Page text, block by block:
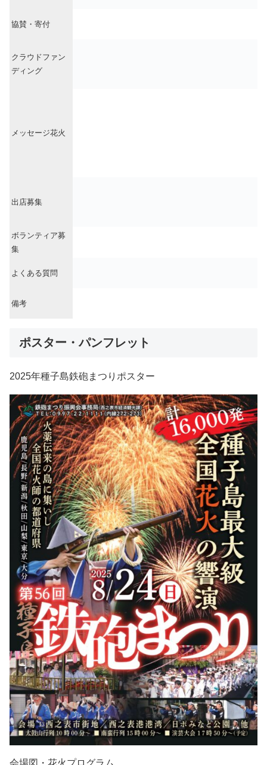
協賛・寄付
クラウドファン
ディング
メッセージ花火
出店募集
ボランティア募
集
よくある質問
備考
ポスター・パンフレット
2025年種子島鉄砲まつりポスター